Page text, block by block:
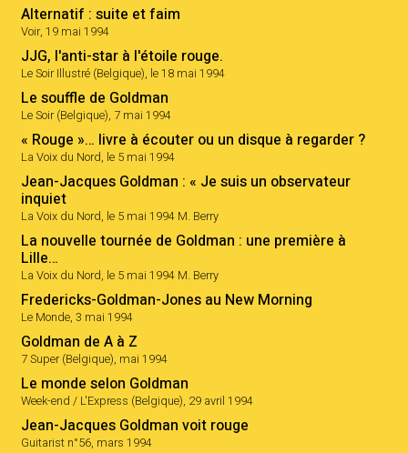
Alternatif : suite et faim
Voir, 19 mai 1994
JJG, l'anti-star à l'étoile rouge.
Le Soir Illustré (Belgique), le 18 mai 1994
Le souffle de Goldman
Le Soir (Belgique), 7 mai 1994
« Rouge »… livre à écouter ou un disque à regarder ?
La Voix du Nord, le 5 mai 1994
Jean-Jacques Goldman : « Je suis un observateur
inquiet
La Voix du Nord, le 5 mai 1994 M. Berry
La nouvelle tournée de Goldman : une première à
Lille…
La Voix du Nord, le 5 mai 1994 M. Berry
Fredericks-Goldman-Jones au New Morning
Le Monde, 3 mai 1994
Goldman de A à Z
7 Super (Belgique), mai 1994
Le monde selon Goldman
Week-end / L'Express (Belgique), 29 avril 1994
Jean-Jacques Goldman voit rouge
Guitarist n°56, mars 1994